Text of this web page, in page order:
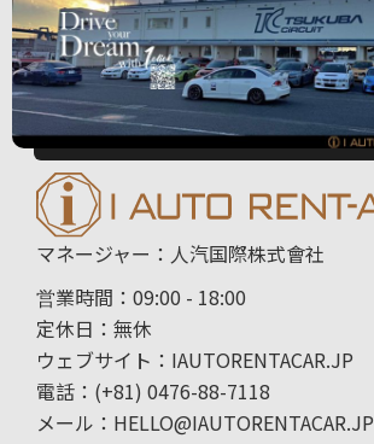
マネージャー：人汽国際株式會社
営業時間：09:00 - 18:00
定休日：無休
ウェブサイト：IAUTORENTACAR.JP
電話：(+81) 0476-88-7118
メール：HELLO@IAUTORENTACAR.JP